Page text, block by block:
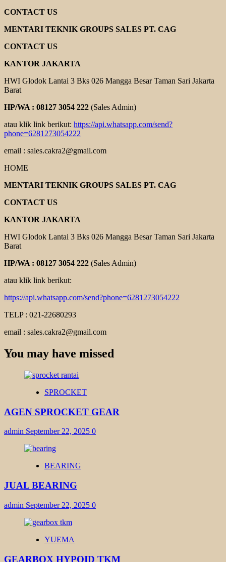
CONTACT US
MENTARI TEKNIK GROUPS SALES PT. CAG
CONTACT US
KANTOR JAKARTA
HWI Glodok Lantai 3 Bks 026 Mangga Besar Taman Sari Jakarta
Barat
HP/WA : 08127 3054 222 (Sales Admin)
atau klik link berikut: https://api.whatsapp.com/send?
phone=6281273054222
email : sales.cakra2@gmail.com
HOME
MENTARI TEKNIK GROUPS SALES PT. CAG
CONTACT US
KANTOR JAKARTA
HWI Glodok Lantai 3 Bks 026 Mangga Besar Taman Sari Jakarta
Barat
HP/WA : 08127 3054 222 (Sales Admin)
atau klik link berikut:
https://api.whatsapp.com/send?phone=6281273054222
TELP : 021-22680293
email : sales.cakra2@gmail.com
You may have missed
SPROCKET
AGEN SPROCKET GEAR
admin September 22, 2025 0
BEARING
JUAL BEARING
admin September 22, 2025 0
YUEMA
GEARBOX HYPOID TKM